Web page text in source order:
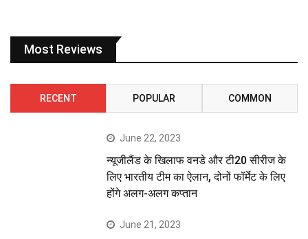
Most Reviews
RECENT POPULAR COMMON
June 22, 2023
न्यूजीलैंड के खिलाफ वनडे और टी20 सीरीज के
लिए भारतीय टीम का ऐलान, दोनों फॉर्मेट के लिए
होंगे अलग-अलग कप्तान
June 21, 2023